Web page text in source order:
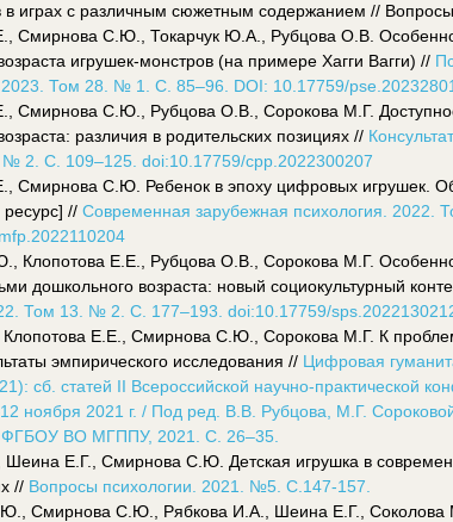
в играх с различным сюжетным содержанием //
Смирнова С.Ю., Токарчук Ю.А., Рубцова О.В.
игрушек-монстров (на примере Хагги Вагги) //
2023. Том 28. № 1. С. 85–96. DOI: 10.17759/
Смирнова С.Ю., Рубцова О.В., Сорокова М.Г.
различия в родительских позициях //
2. С. 109–125. doi:10.17759/cpp.2022300207
Смирнова С.Ю. Ребенок в эпоху цифровых игрушек.
// Современная зарубежная психология. 2022.
Клопотова Е.Е., Рубцова О.В., Сорокова М.Г.
дошкольного возраста: новый социокультурный
Том 13. № 2. С. 177–193. doi:10.17759/
Е.Е., Смирнова С.Ю., Сорокова М.Г. К
эмпирического исследования // Цифровая
сб. статей II Всероссийской научно-практической
ноября 2021 г. / Под ред. В.В. Рубцова, М.Г.
ФГБОУ ВО МГППУ, 2021. С. 26–35.
Шеина Е.Г., Смирнова С.Ю. Детская игрушка в
// Вопросы психологии. 2021. №5. С.147-157.
Смирнова С.Ю., Рябкова И.А., Шеина Е.Г., Соколова